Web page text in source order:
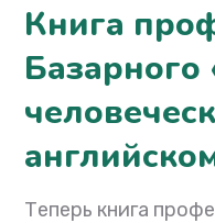
Книга
Базарного
Теперь книга